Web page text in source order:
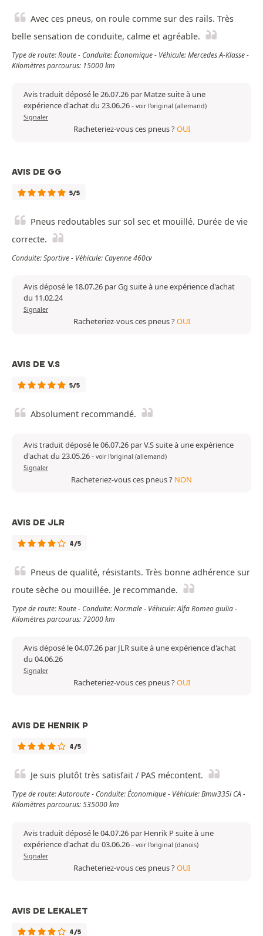
Avec ces pneus, on roule comme sur des rails. Très
belle sensation de conduite, calme et agréable.
Type de route: Route - Conduite: Économique - Véhicule: Mercedes A-Klasse -
Kilomètres parcourus: 15000 km
Avis traduit déposé le 26.07.26 par Matze suite à une
expérience d'achat du 23.06.26- voir l'original (allemand)
Signaler
Racheteriez-vous ces pneus ?OUI
AVIS DE GG
5/5
Pneus redoutables sur sol sec et mouillé. Durée de vie
correcte.
Conduite: Sportive - Véhicule: Cayenne 460cv
Avis déposé le 18.07.26 par Gg suite à une expérience d'achat
du 11.02.24
Signaler
Racheteriez-vous ces pneus ?OUI
AVIS DE V.S
5/5
Absolument recommandé.
Avis traduit déposé le 06.07.26 par V.S suite à une expérience
d'achat du 23.05.26- voir l'original (allemand)
Signaler
Racheteriez-vous ces pneus ? NON
AVIS DE JLR
4/5
Pneus de qualité, résistants. Très bonne adhérence sur
route sèche ou mouillée. Je recommande.
Type de route: Route - Conduite: Normale - Véhicule: Alfa Romeo giulia -
Kilomètres parcourus: 72000 km
Avis déposé le 04.07.26 par JLR suite à une expérience d'achat
du 04.06.26
Signaler
Racheteriez-vous ces pneus ?OUI
AVIS DE HENRIK P
4/5
Je suis plutôt très satisfait / PAS mécontent.
Type de route: Autoroute - Conduite: Économique - Véhicule: Bmw335i CA -
Kilomètres parcourus: 535000 km
Avis traduit déposé le 04.07.26 par Henrik P suite à une
expérience d'achat du 03.06.26- voir l'original (danois)
Signaler
Racheteriez-vous ces pneus ?OUI
AVIS DE LEKALET
4/5